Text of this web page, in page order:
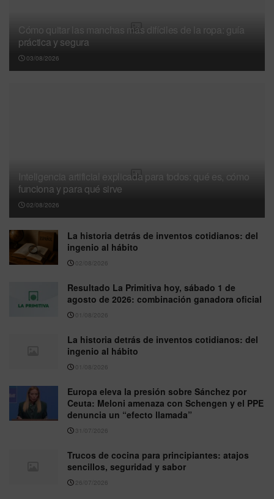
Cómo quitar las manchas más difíciles de la ropa: guía
práctica y segura
03/08/2026
Inteligencia artificial explicada para todos: qué es, cómo
funciona y para qué sirve
02/08/2026
La historia detrás de inventos cotidianos: del
ingenio al hábito
02/08/2026
Resultado La Primitiva hoy, sábado 1 de
agosto de 2026: combinación ganadora oficial
01/08/2026
La historia detrás de inventos cotidianos: del
ingenio al hábito
01/08/2026
Europa eleva la presión sobre Sánchez por
Ceuta: Meloni amenaza con Schengen y el PPE
denuncia un “efecto llamada”
31/07/2026
Trucos de cocina para principiantes: atajos
sencillos, seguridad y sabor
26/07/2026